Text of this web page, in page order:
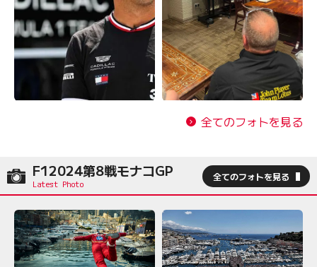
全てのフォトを見る
F12024第8戦モナコGP 全てのフォトを見る